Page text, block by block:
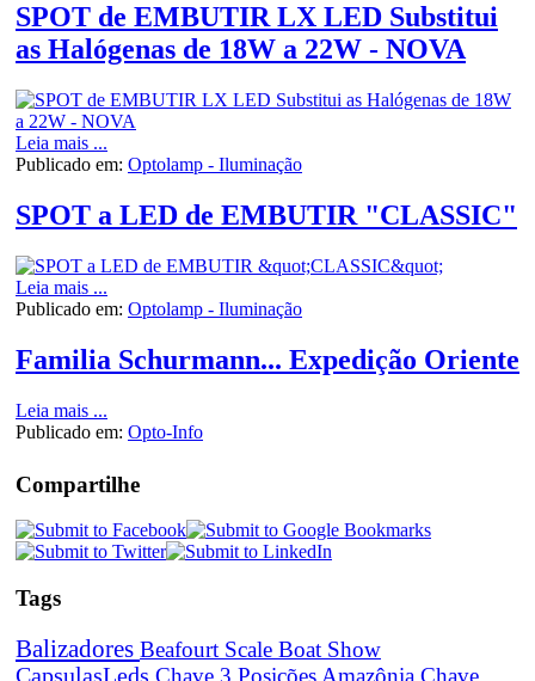
SPOT de EMBUTIR LX LED Substitui
as Halógenas de 18W a 22W - NOVA
Leia mais ...
Publicado em: Optolamp - Iluminação
SPOT a LED de EMBUTIR "CLASSIC"
Leia mais ...
Publicado em: Optolamp - Iluminação
Familia Schurmann... Expedição Oriente
Leia mais ...
Publicado em: Opto-Info
Compartilhe
Tags
Balizadores Beafourt Scale Boat Show
CapsulasLeds Chave 3 Posições Amazônia Chave